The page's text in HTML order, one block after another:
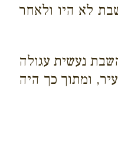
לא היו ולאחר
נעשית עגולה
ומתוך כך היה